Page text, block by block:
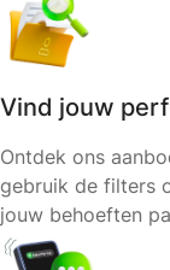
Vind jouw
Ontdek ons
gebruik de filters
jouw behoeften